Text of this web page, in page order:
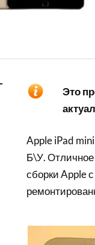
Это
Apple iPad
Б\У. Отличное
сборки Apple